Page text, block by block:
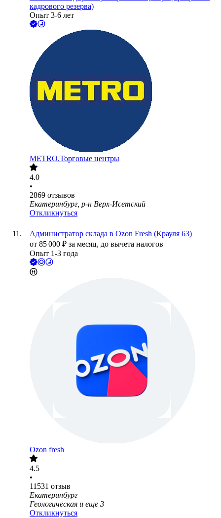
кадрового резерва)
Опыт 3-6 лет
METRO.Торговые центры
4.0
•
2869 отзывов
Екатеринбург, р-н Верх-Исетский
Откликнуться
Администратор склада в Ozon Fresh (Крауля 63)
от 85 000 ₽ за месяц, до вычета налогов
Опыт 1-3 года
Ozon fresh
4.5
•
11531 отзыв
Екатеринбург
Геологическая и еще 3
Откликнуться